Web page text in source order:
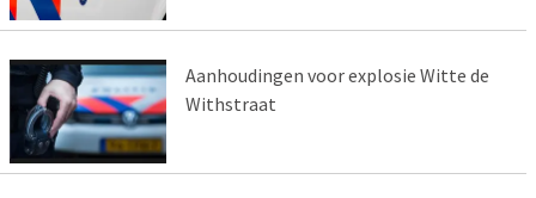
Aanhoudingen voor explosie Witte de
Withstraat